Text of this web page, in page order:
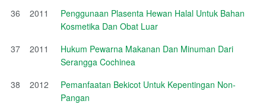
36
2011
Penggunaan Plasenta Hewan Halal Untuk Bahan
Kosmetika Dan Obat Luar
37
2011
Hukum Pewarna Makanan Dan Minuman Dari
Serangga Cochinea
38
2012
Pemanfaatan Bekicot Untuk Kepentingan Non-
Pangan